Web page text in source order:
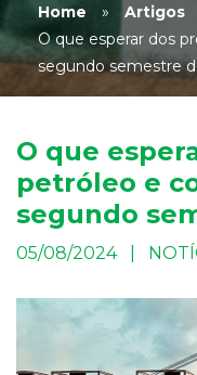
Home » Artigos
O que esperar dos
segundo semestre
O que
petróleo e
segundo
05/08/2024 |